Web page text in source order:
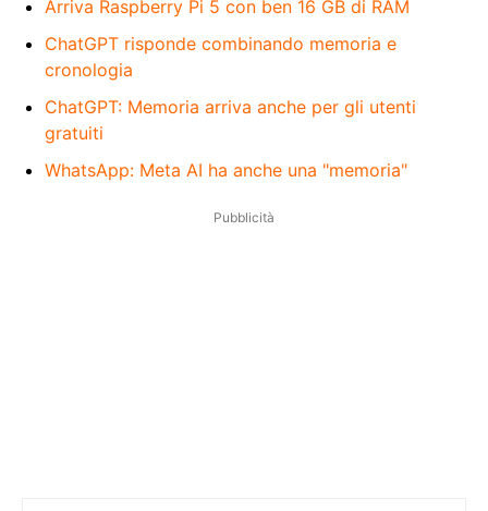
Arriva Raspberry Pi 5 con ben 16 GB di RAM
ChatGPT risponde combinando memoria e
cronologia
ChatGPT: Memoria arriva anche per gli utenti
gratuiti
WhatsApp: Meta AI ha anche una "memoria"
Pubblicità